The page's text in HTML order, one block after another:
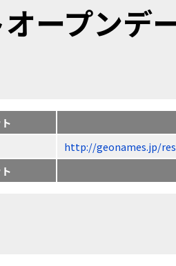
オープン
http://geonames.jp/